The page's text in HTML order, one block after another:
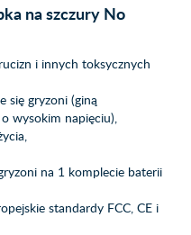
na szczury No
i innych toksycznych
się gryzoni (giną
wysokim napięciu),
na 1 komplecie baterii
standardy FCC, CE i